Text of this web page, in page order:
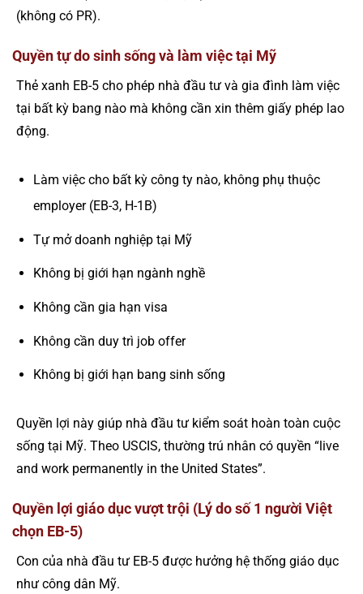
(không có PR).
Quyền tự do sinh sống và làm việc tại Mỹ
Thẻ xanh EB-5 cho phép nhà đầu tư và gia đình làm việc
tại bất kỳ bang nào mà không cần xin thêm giấy phép lao
động.
Làm việc cho bất kỳ công ty nào, không phụ thuộc
employer (EB-3, H-1B)
Tự mở doanh nghiệp tại Mỹ
Không bị giới hạn ngành nghề
Không cần gia hạn visa
Không cần duy trì job offer
Không bị giới hạn bang sinh sống
Quyền lợi này giúp nhà đầu tư kiểm soát hoàn toàn cuộc
sống tại Mỹ. Theo USCIS, thường trú nhân có quyền “live
and work permanently in the United States”.
Quyền lợi giáo dục vượt trội (Lý do số 1 người Việt
chọn EB-5)
Con của nhà đầu tư EB-5 được hưởng hệ thống giáo dục
như công dân Mỹ.